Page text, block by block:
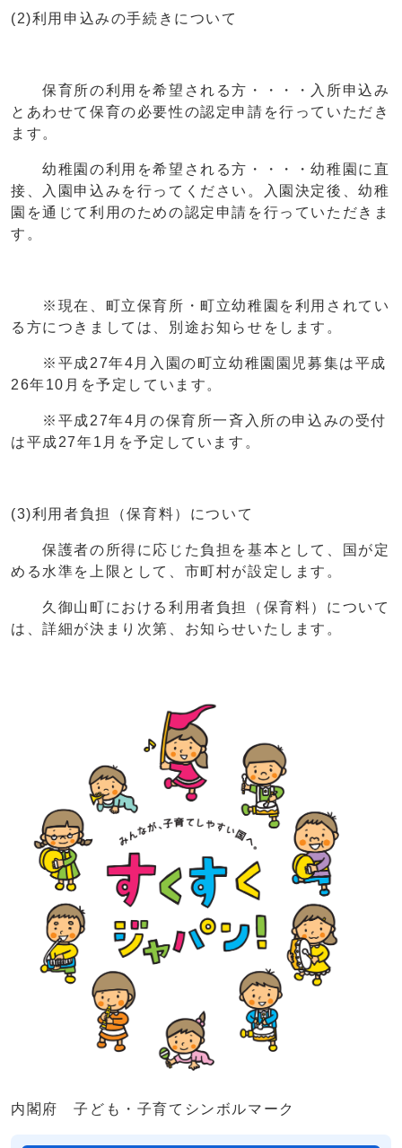
(2)利用申込みの手続きについて
保育所の利用を希望される方・・・・入所申込み
とあわせて保育の必要性の認定申請を行っていただき
ます。
幼稚園の利用を希望される方・・・・幼稚園に直
接、入園申込みを行ってください。入園決定後、幼稚
園を通じて利用のための認定申請を行っていただきま
す。
※現在、町立保育所・町立幼稚園を利用されてい
る方につきましては、別途お知らせをします。
※平成27年4月入園の町立幼稚園園児募集は平成
26年10月を予定しています。
※平成27年4月の保育所一斉入所の申込みの受付
は平成27年1月を予定しています。
(3)利用者負担（保育料）について
保護者の所得に応じた負担を基本として、国が定
める水準を上限として、市町村が設定します。
久御山町における利用者負担（保育料）について
は、詳細が決まり次第、お知らせいたします。
内閣府 子ども・子育てシンボルマーク